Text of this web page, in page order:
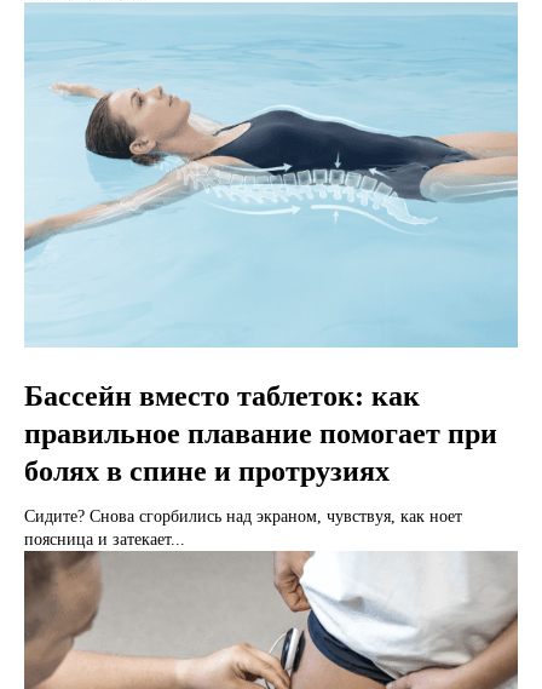
Бассейн вместо таблеток: как
правильное плавание помогает при
болях в спине и протрузиях
Сидите? Снова сгорбились над экраном, чувствуя, как ноет
поясница и затекает...